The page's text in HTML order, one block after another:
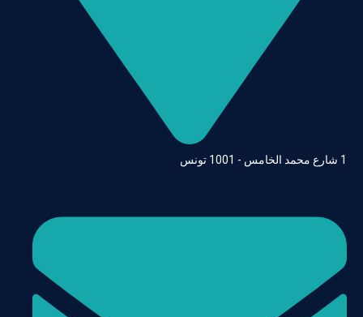
1 شارع محمد الخامس - 1001 تونس